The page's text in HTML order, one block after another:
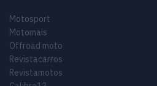
Motosport
Motomais
Offroad moto
Revistacarros
Revistamotos